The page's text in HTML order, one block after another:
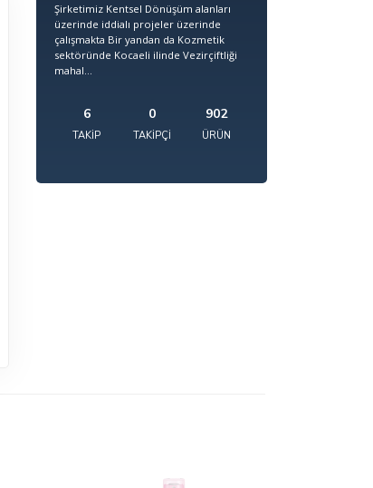
Şirketimiz Kentsel Dönüşüm alanları
üzerinde iddialı projeler üzerinde
çalışmakta Bir yandan da Kozmetik
sektöründe Kocaeli ilinde Vezirçiftliği
mahal...
6
TAKIP
0
TAKIPÇI
902
ÜRÜN